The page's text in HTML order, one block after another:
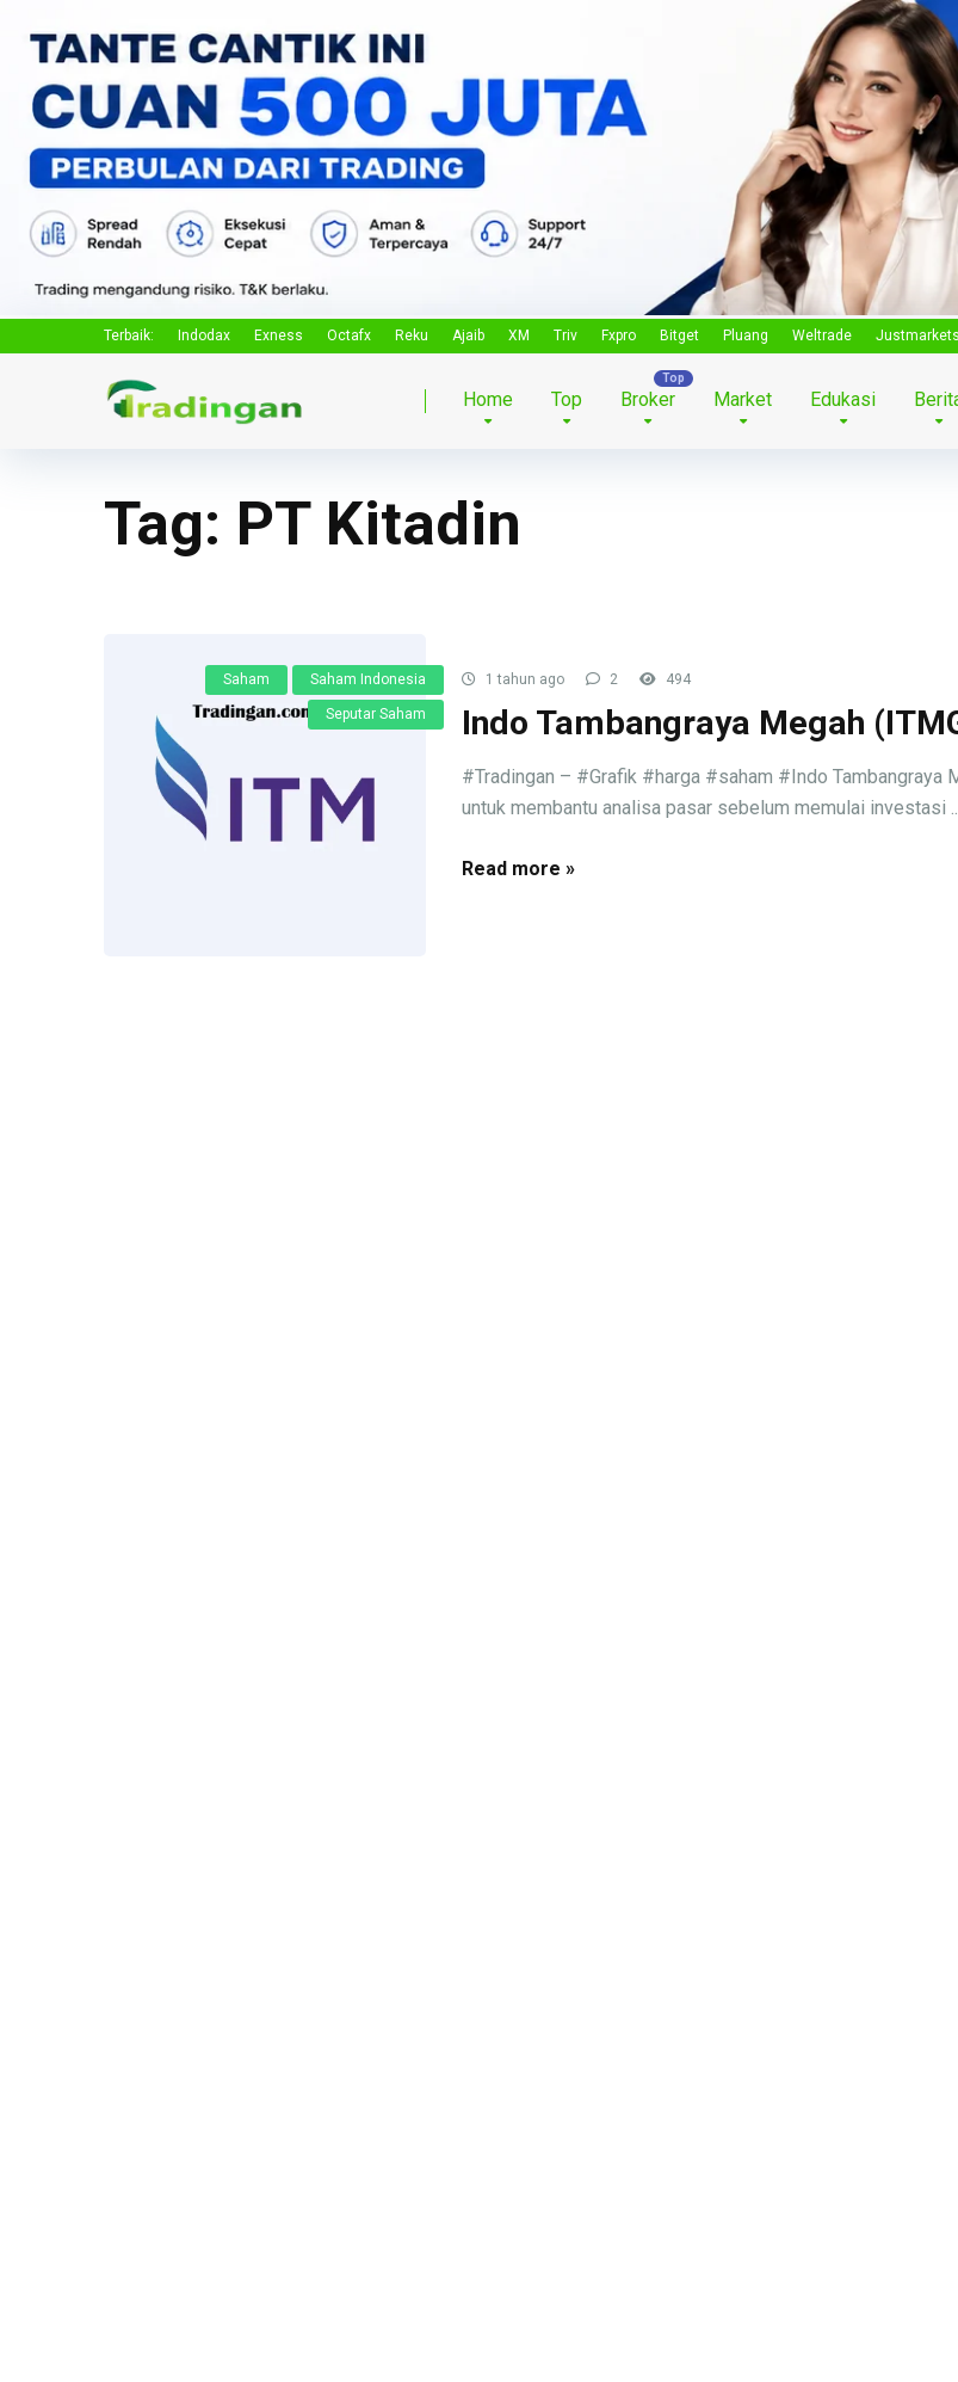
Terbaik: Indodax Exness Octafx Reku Ajaib XM Triv Fxpro Bitget Pluang Weltrade Justmarkets
Home Top Broker Market Edukasi
Tag: PT Kitadin
Saham Saham Indonesia
Seputar Saham
1 tahun ago 2 494
Indo Tambangraya Megah
#Tradingan – #Grafik #harga #saham #Indo Tambangraya
untuk membantu analisa pasar sebelum memulai investasi
Read more »